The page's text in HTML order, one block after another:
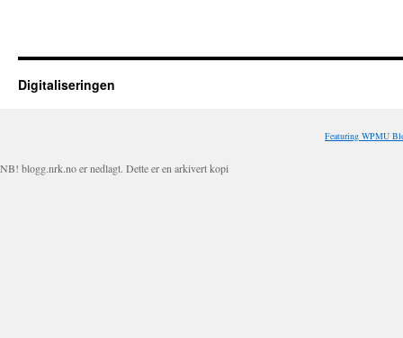
Digitaliseringen
Featuring WPMU
NB! blogg.nrk.no er nedlagt. Dette er en arkivert kopi